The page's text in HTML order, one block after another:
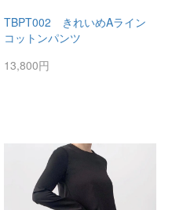
TBPT002 きれいめAライン
コットンパンツ
13,800円